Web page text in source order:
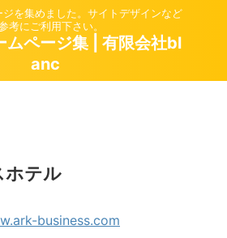
を集めました。サイトデザインなど
考にご利用下さい。
ムページ集 | 有限会社bl
anc
ホテル